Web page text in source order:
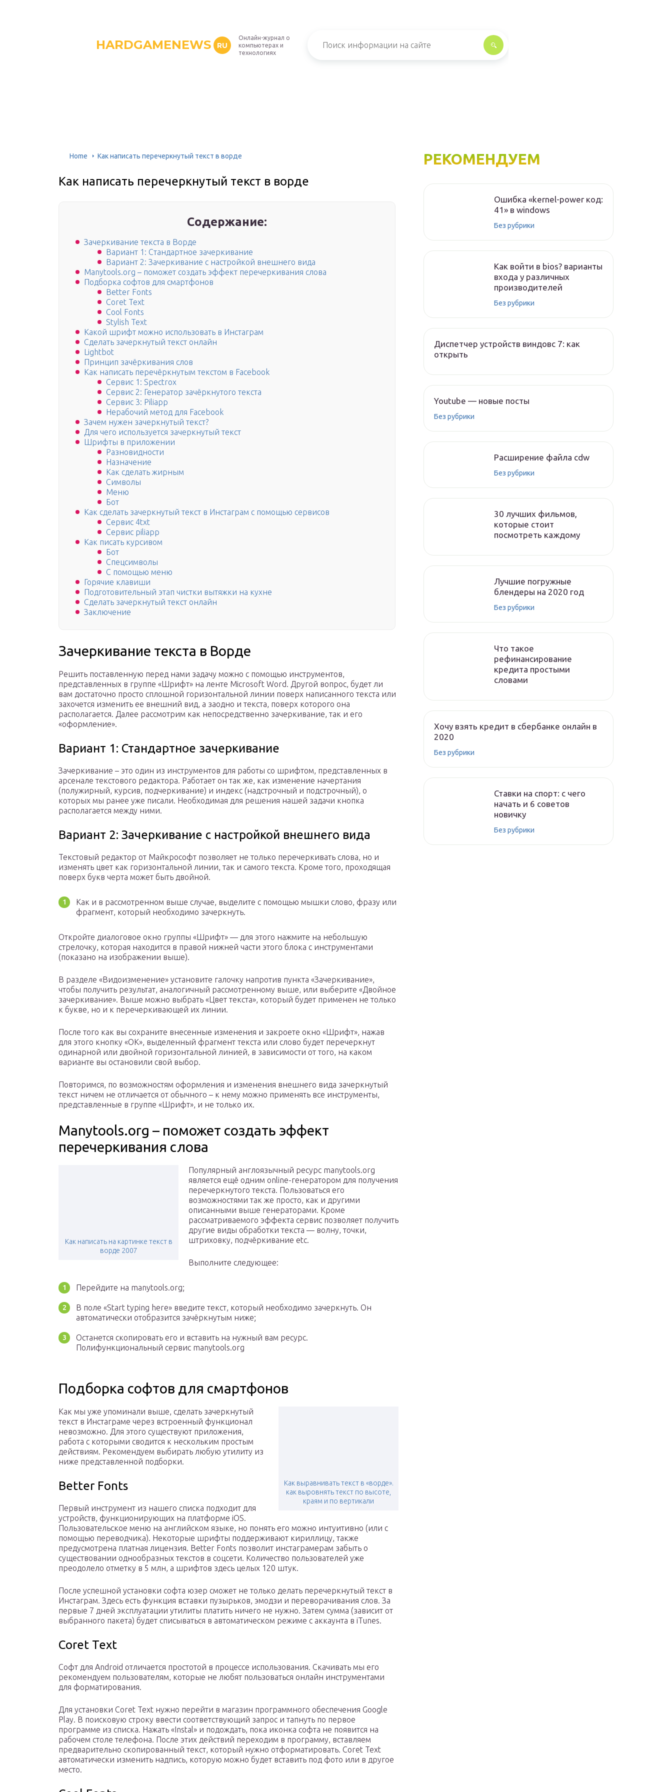
HARDGAMENEWS RU
Онлайн-журнал о
компьютерах и
технологиях
Home Как написать перечеркнутый текст в ворде
Как написать перечеркнутый текст в ворде
Содержание:
Зачеркивание текста в Ворде
Вариант 1: Стандартное зачеркивание
Вариант 2: Зачеркивание с настройкой внешнего вида
Manytools.org – поможет создать эффект перечеркивания слова
Подборка софтов для смартфонов
Better Fonts
Coret Text
Cool Fonts
Stylish Text
Какой шрифт можно использовать в Инстаграм
Сделать зачеркнутый текст онлайн
Lightbot
Принцип зачёркивания слов
Как написать перечёркнутым текстом в Facebook
Сервис 1: Spectrox
Сервис 2: Генератор зачёркнутого текста
Сервис 3: Piliapp
Нерабочий метод для Facebook
Зачем нужен зачеркнутый текст?
Для чего используется зачеркнутый текст
Шрифты в приложении
Разновидности
Назначение
Как сделать жирным
Символы
Меню
Бот
Как сделать зачеркнутый текст в Инстаграм с помощью сервисов
Сервис 4txt
Сервис piliapp
Как писать курсивом
Бот
Спецсимволы
С помощью меню
Горячие клавиши
Подготовительный этап чистки вытяжки на кухне
Сделать зачеркнутый текст онлайн
Заключение
Зачеркивание текста в Ворде
Решить поставленную перед нами задачу можно с помощью инструментов,
представленных в группе «Шрифт» на ленте Microsoft Word. Другой вопрос, будет ли
вам достаточно просто сплошной горизонтальной линии поверх написанного текста или
захочется изменить ее внешний вид, а заодно и текста, поверх которого она
располагается. Далее рассмотрим как непосредственно зачеркивание, так и его
«оформление».
Вариант 1: Стандартное зачеркивание
Зачеркивание – это один из инструментов для работы со шрифтом, представленных в
арсенале текстового редактора. Работает он так же, как изменение начертания
(полужирный, курсив, подчеркивание) и индекс (надстрочный и подстрочный), о
которых мы ранее уже писали. Необходимая для решения нашей задачи кнопка
располагается между ними.
Вариант 2: Зачеркивание с настройкой внешнего вида
Текстовый редактор от Майкрософт позволяет не только перечеркивать слова, но и
изменять цвет как горизонтальной линии, так и самого текста. Кроме того, проходящая
поверх букв черта может быть двойной.
Как и в рассмотренном выше случае, выделите с помощью мышки слово, фразу или
фрагмент, который необходимо зачеркнуть.
Откройте диалоговое окно группы «Шрифт» — для этого нажмите на небольшую
стрелочку, которая находится в правой нижней части этого блока с инструментами
(показано на изображении выше).
В разделе «Видоизменение» установите галочку напротив пункта «Зачеркивание»,
чтобы получить результат, аналогичный рассмотренному выше, или выберите «Двойное
зачеркивание». Выше можно выбрать «Цвет текста», который будет применен не только
к букве, но и к перечеркивающей их линии.
После того как вы сохраните внесенные изменения и закроете окно «Шрифт», нажав
для этого кнопку «ОК», выделенный фрагмент текста или слово будет перечеркнут
одинарной или двойной горизонтальной линией, в зависимости от того, на каком
варианте вы остановили свой выбор.
Повторимся, по возможностям оформления и изменения внешнего вида зачеркнутый
текст ничем не отличается от обычного – к нему можно применять все инструменты,
представленные в группе «Шрифт», и не только их.
Manytools.org – поможет создать эффект
перечеркивания слова
Как написать на картинке текст в
ворде 2007
Популярный англоязычный ресурс manytools.org
является ещё одним online-генератором для получения
перечеркнутого текста. Пользоваться его
возможностями так же просто, как и другими
описанными выше генераторами. Кроме
рассматриваемого эффекта сервис позволяет получить
другие виды обработки текста — волну, точки,
штриховку, подчёркивание etc.
Выполните следующее:
Перейдите на manytools.org;
В поле «Start typing here» введите текст, который необходимо зачеркнуть. Он
автоматически отобразится зачёркнутым ниже;
Останется скопировать его и вставить на нужный вам ресурс.
Полифункциональный сервис manytools.org
Подборка софтов для смартфонов
Как выравнивать текст в «ворде».
как выровнять текст по высоте,
краям и по вертикали
Как мы уже упоминали выше, сделать зачеркнутый
текст в Инстаграме через встроенный функционал
невозможно. Для этого существуют приложения,
работа с которыми сводится к нескольким простым
действиям. Рекомендуем выбирать любую утилиту из
ниже представленной подборки.
Better Fonts
Первый инструмент из нашего списка подходит для
устройств, функционирующих на платформе iOS.
Пользовательское меню на английском языке, но понять его можно интуитивно (или с
помощью переводчика). Некоторые шрифты поддерживают кириллицу, также
предусмотрена платная лицензия. Better Fonts позволит инстаграмерам забыть о
существовании однообразных текстов в соцсети. Количество пользователей уже
преодолело отметку в 5 млн, а шрифтов здесь целых 120 штук.
После успешной установки софта юзер сможет не только делать перечеркнутый текст в
Инстаграм. Здесь есть функция вставки пузырьков, эмодзи и переворачивания слов. За
первые 7 дней эксплуатации утилиты платить ничего не нужно. Затем сумма (зависит от
выбранного пакета) будет списываться в автоматическом режиме с аккаунта в iTunes.
Coret Text
Софт для Android отличается простотой в процессе использования. Скачивать мы его
рекомендуем пользователям, которые не любят пользоваться онлайн инструментами
для форматирования.
Для установки Coret Text нужно перейти в магазин программного обеспечения Google
Play. В поисковую строку ввести соответствующий запрос и тапнуть по первое
программе из списка. Нажать «Instal» и подождать, пока иконка софта не появится на
рабочем столе телефона. После этих действий переходим в программу, вставляем
предварительно скопированный текст, который нужно отформатировать. Coret Text
автоматически изменить надпись, которую можно будет вставить под фото или в другое
место.
РЕКОМЕНДУЕМ
Ошибка «kernel-power код:
41» в windows
Без рубрики
Как войти в bios? варианты
входа у различных
производителей
Без рубрики
Диспетчер устройств виндовс 7: как
открыть
Youtube — новые посты
Без рубрики
Расширение файла cdw
Без рубрики
30 лучших фильмов,
которые стоит
посмотреть каждому
Лучшие погружные
блендеры на 2020 год
Без рубрики
Что такое
рефинансирование
кредита простыми
словами
Хочу взять кредит в сбербанке онлайн в
2020
Без рубрики
Ставки на спорт: с чего
начать и 6 советов
новичку
Без рубрики